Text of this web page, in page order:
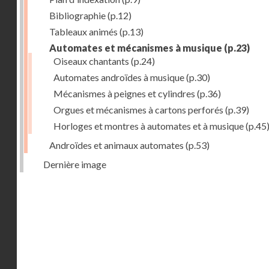
Bibliographie(p.12)
Tableaux animés (p.13)
Automates et mécanismes à musique (p.23)
Oiseaux chantants (p.24)
Automates androïdes à musique(p.30)
Mécanismes à peignes et cylindres (p.36)
Orgues et mécanismes à cartons perforés (p.39)
Horloges et montres à automates et à musique(p.45)
Androïdes et animaux automates (p.53)
Dernière image